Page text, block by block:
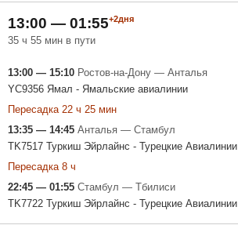
13:00 — 01:55+2дня
35 ч 55 мин в пути
13:00 — 15:10 Ростов-на-Дону — Анталья
YC9356 Ямал - Ямальские авиалинии
Пересадка 22 ч 25 мин
13:35 — 14:45 Анталья — Стамбул
TK7517 Туркиш Эйрлайнс - Турецкие Авиалинии
Пересадка 8 ч
22:45 — 01:55 Стамбул — Тбилиси
TK7722 Туркиш Эйрлайнс - Турецкие Авиалинии